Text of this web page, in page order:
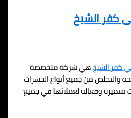
كفر الشيخ
كفر الشيخهي شركة متخصصة
والتخلص من جميع أنواع الحشرات
متميزة وفعالة لعملائها في جميع